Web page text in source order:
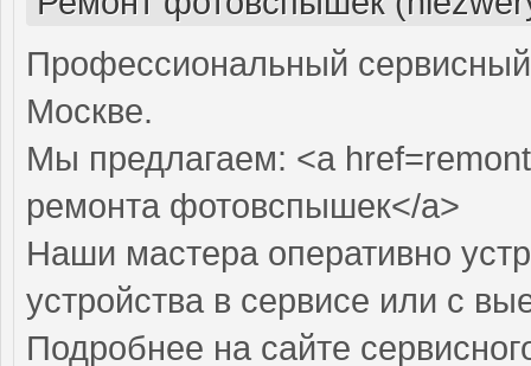
Профессиональный
Москве.
Мы предлагаем: <a
ремонта фотовспышек</a>
Наши мастера оперативно
устройства в сервисе или с
Подробнее на сайте